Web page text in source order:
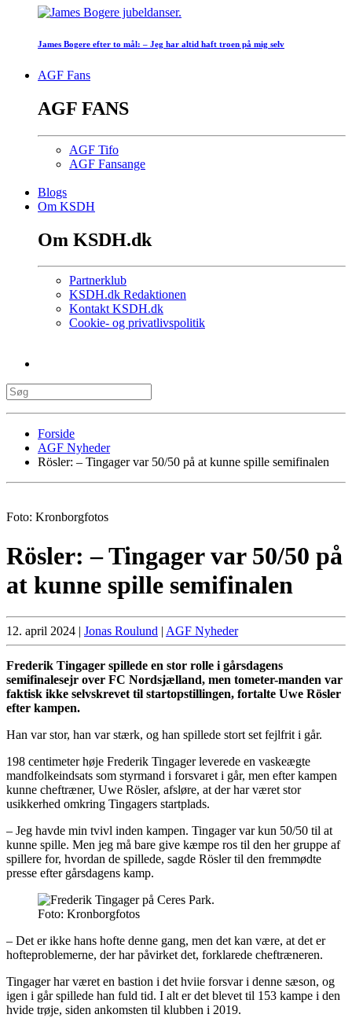
James Bogere efter to mål: – Jeg har altid haft troen på mig selv
AGF Fans
AGF FANS
AGF Tifo
AGF Fansange
Blogs
Om KSDH
Om KSDH.dk
Partnerklub
KSDH.dk Redaktionen
Kontakt KSDH.dk
Cookie- og privatlivspolitik
Forside
AGF Nyheder
Rösler: – Tingager var 50/50 på at kunne spille semifinalen
Foto: Kronborgfotos
Rösler: – Tingager var 50/50 på
at kunne spille semifinalen
12. april 2024 | Jonas Roulund | AGF Nyheder
Frederik Tingager spillede en stor rolle i gårsdagens
semifinalesejr over FC Nordsjælland, men tometer-manden var
faktisk ikke selvskrevet til startopstillingen, fortalte Uwe Rösler
efter kampen.
Han var stor, han var stærk, og han spillede stort set fejlfrit i går.
198 centimeter høje Frederik Tingager leverede en vaskeægte
mandfolkeindsats som styrmand i forsvaret i går, men efter kampen
kunne cheftræner, Uwe Rösler, afsløre, at der har været stor
usikkerhed omkring Tingagers startplads.
– Jeg havde min tvivl inden kampen. Tingager var kun 50/50 til at
kunne spille. Men jeg må bare give kæmpe ros til den her gruppe af
spillere for, hvordan de spillede, sagde Rösler til den fremmødte
presse efter gårsdagens kamp.
Foto: Kronborgfotos
– Det er ikke hans hofte denne gang, men det kan være, at det er
hofteproblemerne, der har påvirket det, forklarede cheftræneren.
Tingager har været en bastion i det hviie forsvar i denne sæson, og
igen i går spillede han fuld tid. I alt er det blevet til 153 kampe i den
hvide trøje, siden ankomsten til klubben i 2019.